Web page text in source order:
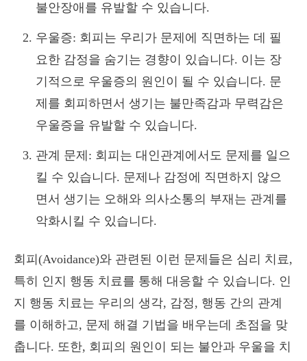
불안장애를 유발할 수 있습니다.
우울증: 회피는 우리가 문제에 직면하는 데 필
요한 감정을 숨기는 경향이 있습니다. 이는 장
기적으로 우울증의 원인이 될 수 있습니다. 문
제를 회피하면서 생기는 불만족감과 무력감은
우울증을 유발할 수 있습니다.
관계 문제: 회피는 대인관계에서도 문제를 일으
킬 수 있습니다. 문제나 감정에 직면하지 않으
면서 생기는 오해와 의사소통의 부재는 관계를
악화시킬 수 있습니다.
회피(Avoidance)와 관련된 이런 문제들은 심리 치료,
특히 인지 행동 치료를 통해 대응할 수 있습니다. 인
지 행동 치료는 우리의 생각, 감정, 행동 간의 관계
를 이해하고, 문제 해결 기법을 배우는데 초점을 맞
춥니다. 또한, 회피의 원인이 되는 불안과 우울을 치